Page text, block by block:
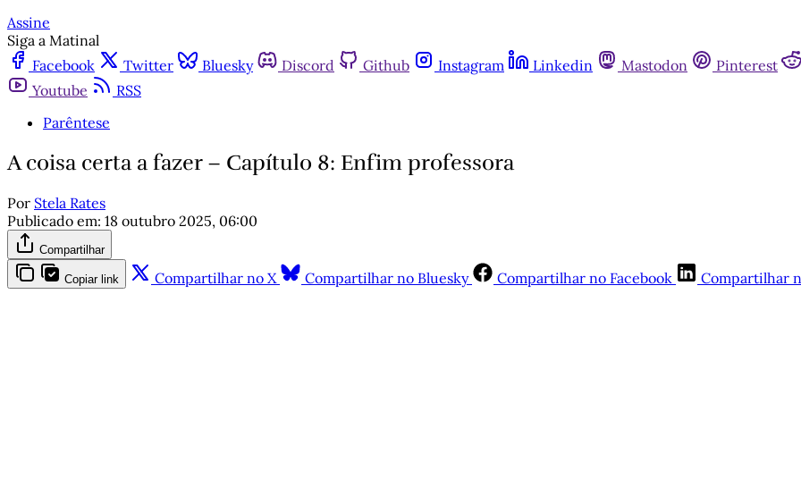
Assine
Siga a Matinal
Facebook
Twitter Bluesky Discord Github Instagram Linkedin Mastodon Pinterest
Youtube
RSS
Parêntese
A coisa certa a fazer – Capítulo 8: Enfim professora
Por Stela Rates
Publicado em: 18 outubro 2025, 06:00
Compartilhar
Copiar link Compartilhar no X Compartilhar no Bluesky Compartilhar no Facebook Compartilhar